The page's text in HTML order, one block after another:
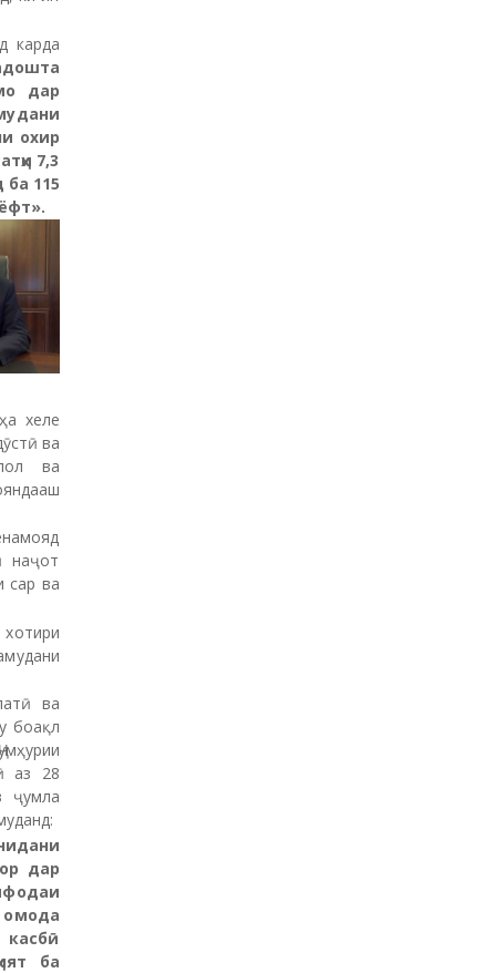
карда
дар
охир
7,3
115
».
хеле
ва
ва
наҷот
сар ва
ва
боақл
аз 28
ҷумла
дар
касбӣ
ба